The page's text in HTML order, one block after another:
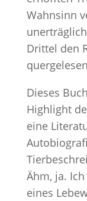
Wahnsinn
Drittel den
Dieses
Highlight
eine
Ähm, ja.
eines